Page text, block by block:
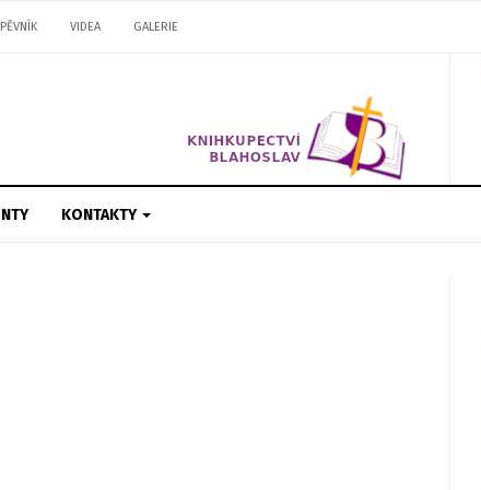
VIDEA GALERIE
KONTAKTY